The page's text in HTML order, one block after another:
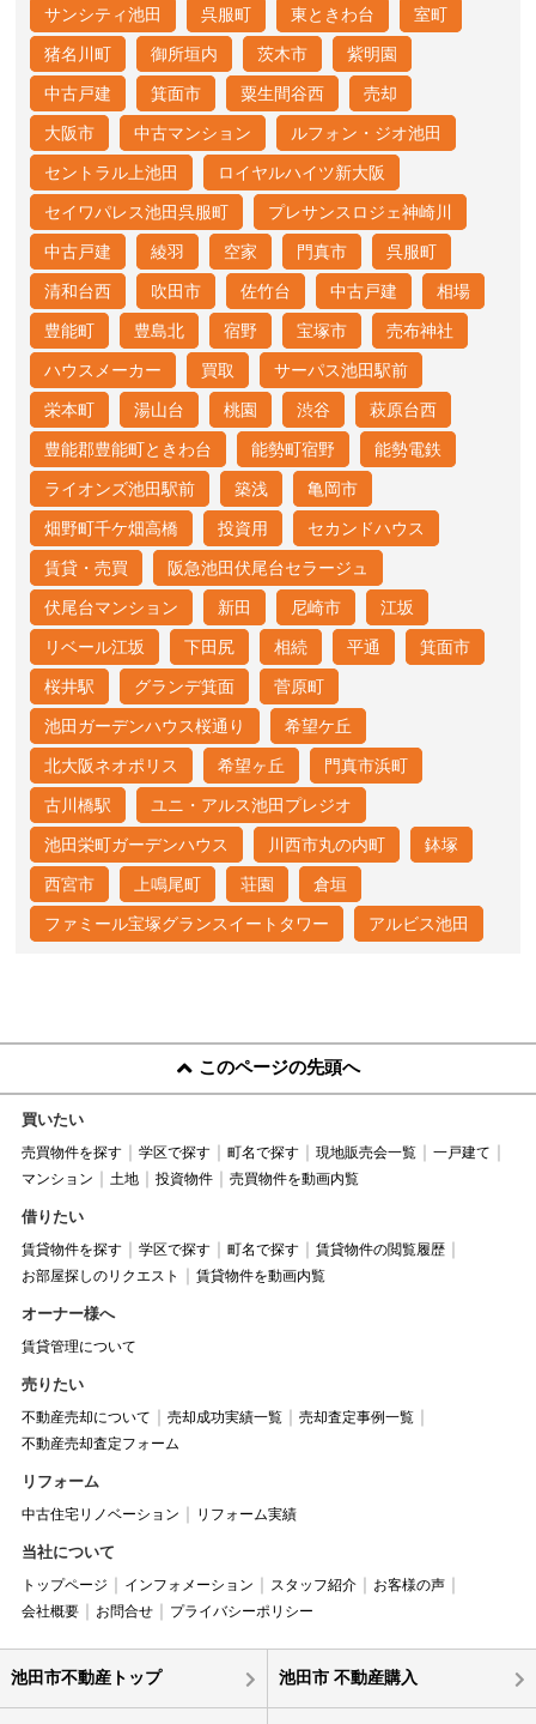
サンシティ池田 呉服町 東ときわ台 室町
猪名川町 御所垣内 茨木市 紫明園
中古戸建 箕面市 粟生間谷西 売却
大阪市 中古マンション ルフォン・ジオ池田
セントラル上池田 ロイヤルハイツ新大阪
セイワパレス池田呉服町 プレサンスロジェ神崎川
中古戸建 綾羽 空家 門真市 呉服町
清和台西 吹田市 佐竹台 中古戸建 相場
豊能町 豊島北 宿野 宝塚市 売布神社
ハウスメーカー 買取 サーパス池田駅前
栄本町 湯山台 桃園 渋谷 萩原台西
豊能郡豊能町ときわ台 能勢町宿野 能勢電鉄
ライオンズ池田駅前 築浅 亀岡市
畑野町千ケ畑高橋 投資用 セカンドハウス
賃貸・売買 阪急池田伏尾台セラージュ
伏尾台マンション 新田 尼崎市 江坂
リベール江坂 下田尻 相続 平通 箕面市
桜井駅 グランデ箕面 菅原町
池田ガーデンハウス桜通り 希望ケ丘
北大阪ネオポリス 希望ヶ丘 門真市浜町
古川橋駅 ユニ・アルス池田プレジオ
池田栄町ガーデンハウス 川西市丸の内町 鉢塚
西宮市 上鳴尾町 荘園 倉垣
ファミール宝塚グランスイートタワー アルビス池田
このページの先頭へ
買いたい
売買物件を探す 学区で探す 町名で探す 現地販売会一覧
一戸建て
マンション
土地 投資物件 売買物件を動画内覧
借りたい
賃貸物件を探す 学区で探す 町名で探す
賃貸物件の閲覧履歴
お部屋探しのリクエスト
賃貸物件を動画内覧
オーナー様へ
賃貸管理について
売りたい
不動産売却について 売却成功実績一覧
売却査定事例一覧
不動産売却査定フォーム
リフォーム
中古住宅リノベーション リフォーム実績
当社について
トップページ インフォメーション スタッフ紹介
お客様の声
会社概要
お問合せ プライバシーポリシー
池田市不動産トップ 池田市 不動産購入